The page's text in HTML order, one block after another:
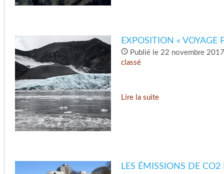
EXPOSITION « VOYAGE
Publié le 22 novembre
classé
Lire la suite
LES ÉMISSIONS DE CO2